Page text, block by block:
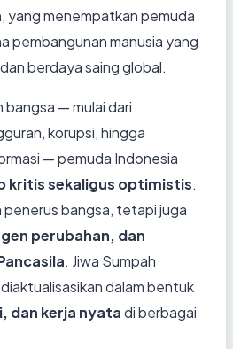
, yang menempatkan pemuda
pembangunan manusia yang
berdaya saing global.
— mulai dari
korupsi, hingga
— pemuda Indonesia
kritis sekaligus optimistis.
penerus bangsa, tetapi juga
perubahan, dan
. Jiwa Sumpah
dalam bentuk
dan kerja nyatadi berbagai